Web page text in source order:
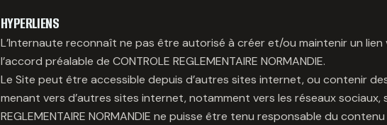
HYPERLIENS
L’Internaute reconnaît ne pas être autorisé à créer et/ou maintenir un lien
l’accord préalable de CONTROLE REGLEMENTAIRE NORMANDIE.
Le Site peut être accessible depuis d’autres sites internet, ou contenir
menant vers d’autres sites internet, notamment vers les réseaux sociaux,
REGLEMENTAIRE NORMANDIE ne puisse être tenu responsable du